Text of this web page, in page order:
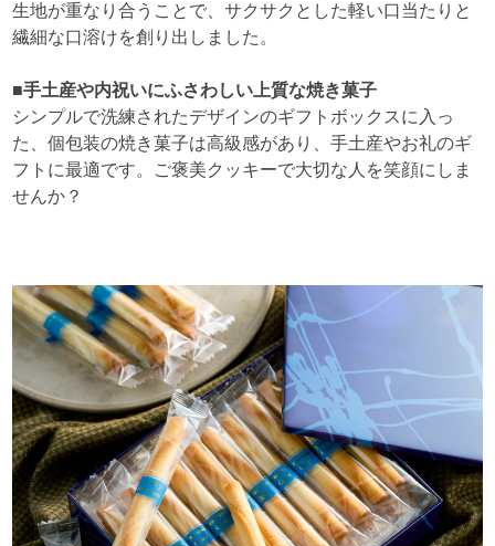
生地が重なり合うことで、サクサクとした軽い口当たりと
繊細な口溶けを創り出しました。
■手土産や内祝いにふさわしい上質な焼き菓子
シンプルで洗練されたデザインのギフトボックスに入っ
た、個包装の焼き菓子は高級感があり、手土産やお礼のギ
フトに最適です。ご褒美クッキーで大切な人を笑顔にしま
せんか？